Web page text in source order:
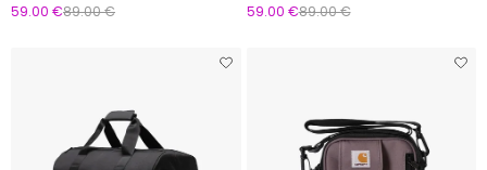
59.00 €89.00 €
59.00 €89.00 €